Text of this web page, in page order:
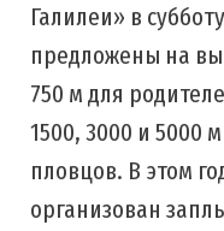
Галилеи» в
предложены на
750 м для
1500, 3000 и 5000
пловцов. В этом
организован